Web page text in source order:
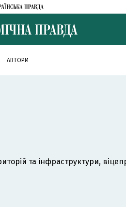
АВТОРИ
та інфраструктури,